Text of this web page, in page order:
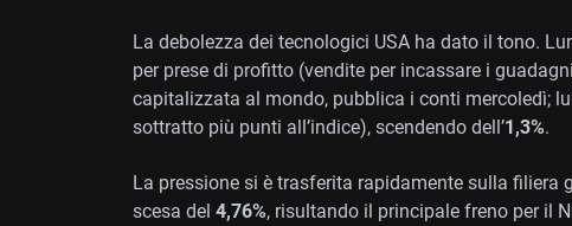
La debolezza dei tecnologici USA ha dato il tono.
per prese di profitto (vendite per incassare i
capitalizzata al mondo, pubblica i conti mercoledì;
sottratto più punti all’indice), scendendo dell’1,3%.
La pressione si è trasferita rapidamente sulla filiera
scesa del 4,76%, risultando il principale freno per il